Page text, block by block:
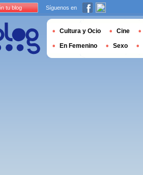
tu blog Síguenos en
Cultura y Ocio Cine
En Femenino Sexo